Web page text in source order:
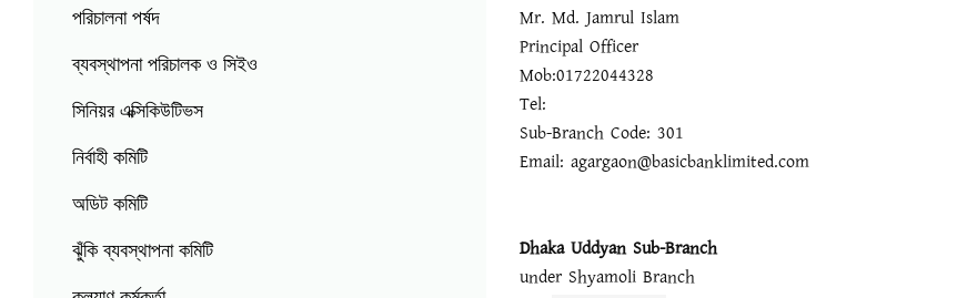
পরিচালনা পর্ষদ
ব্যবস্থাপনা পরিচালক ও সিইও
সিনিয়র এক্সিকিউটিভস
নির্বাহী কমিটি
অডিট কমিটি
ঝুঁকি ব্যবস্থাপনা কমিটি
Mr. Md. Jamrul Islam
Principal Officer
Mob:01722044328
Tel:
Sub-Branch Code: 301
Email: agargaon@basicbanklimited.com
Dhaka Uddyan Sub-Branch
under Shyamoli Branch